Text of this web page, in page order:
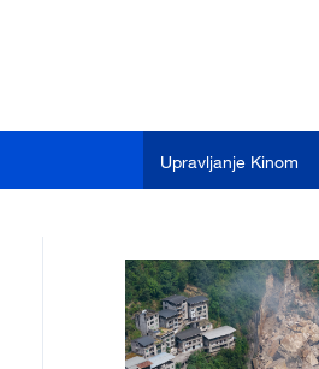
Upravljanje Kinom